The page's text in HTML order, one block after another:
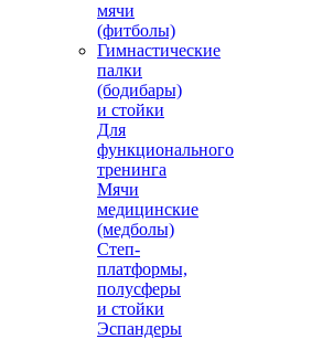
мячи
(фитболы)
Гимнастические
палки
(бодибары)
и стойки
Для
функционального
тренинга
Мячи
медицинские
(медболы)
Степ-
платформы,
полусферы
и стойки
Эспандеры